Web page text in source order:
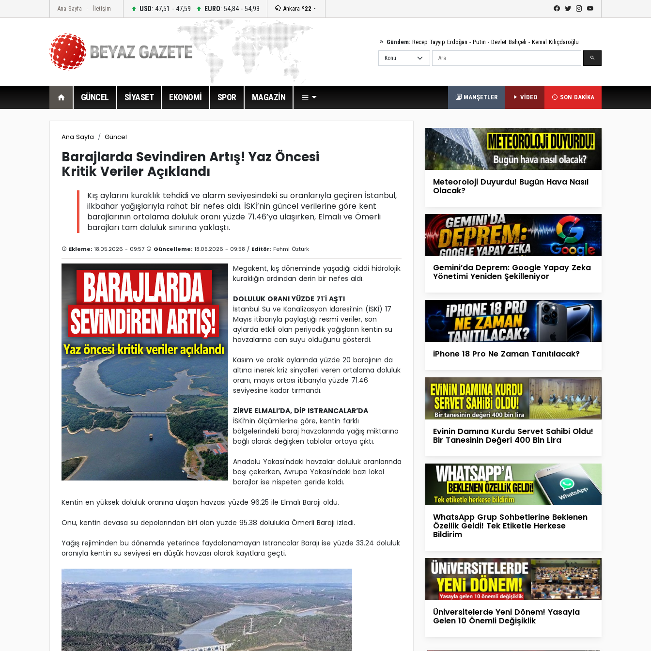
Ana Sayfa İletişim USD: 47,51 - 47,59 EURO: 54,84 - 54,93 Ankara º22
Gündem: Recep Tayyip Erdoğan - Putin - Devlet Bahçeli - Kemal Kılıçdaroğlu
Ara
GÜNCEL SİYASET EKONOMİ SPOR MAGAZİN MANŞETLER VİDEO SON DAKİKA
Ana Sayfa Güncel
Barajlarda Sevindiren Artış! Yaz Öncesi
Kritik Veriler Açıklandı
Kış aylarını kuraklık tehdidi ve alarm seviyesindeki su oranlarıyla geçiren İstanbul,
ilkbahar yağışlarıyla rahat bir nefes aldı. İSKİ’nin güncel verilerine göre kent
barajlarının ortalama doluluk oranı yüzde 71.46’ya ulaşırken, Elmalı ve Ömerli
barajları tam doluluk sınırına yaklaştı.
Ekleme: 18.05.2026 - 09:57 Güncelleme: 18.05.2026 - 09:58 / Editör: Fehmi Öztürk
Megakent, kış döneminde yaşadığı ciddi hidrolojik
kuraklığın ardından derin bir nefes aldı.
DOLULUK ORANI YÜZDE 71'İ AŞTI
İstanbul Su ve Kanalizasyon İdaresi’nin (İSKİ) 17
Mayıs itibarıyla paylaştığı resmi veriler, son
aylarda etkili olan periyodik yağışların kentin su
havzalarına can suyu olduğunu gösterdi.
Kasım ve aralık aylarında yüzde 20 barajının da
altına inerek kriz sinyalleri veren ortalama doluluk
oranı, mayıs ortası itibarıyla yüzde 71.46
seviyesine kadar tırmandı.
ZİRVE ELMALI’DA, DİP ISTRANCALAR’DA
İSKİ’nin ölçümlerine göre, kentin farklı
bölgelerindeki baraj havzalarında yağış miktarına
bağlı olarak değişken tablolar ortaya çıktı.
Anadolu Yakası'ndaki havzalar doluluk oranlarında
başı çekerken, Avrupa Yakası'ndaki bazı lokal
barajlar ise nispeten geride kaldı.
Kentin en yüksek doluluk oranına ulaşan havzası yüzde 96.25 ile Elmalı Barajı oldu.
Onu, kentin devasa su depolarından biri olan yüzde 95.38 dolulukla Ömerli Barajı izledi.
Yağış rejiminden bu dönemde yeterince faydalanamayan Istrancalar Barajı ise yüzde 33.24 doluluk
oranıyla kentin su seviyesi en düşük havzası olarak kayıtlara geçti.
Meteoroloji Duyurdu! Bugün Hava Nasıl
Olacak?
Gemini’da Deprem: Google Yapay Zeka
Yönetimi Yeniden Şekilleniyor
iPhone 18 Pro Ne Zaman Tanıtılacak?
Evinin Damına Kurdu Servet Sahibi Oldu!
Bir Tanesinin Değeri 400 Bin Lira
WhatsApp Grup Sohbetlerine Beklenen
Özellik Geldi! Tek Etiketle Herkese
Bildirim
Üniversitelerde Yeni Dönem! Yasayla
Gelen 10 Önemli Değişiklik